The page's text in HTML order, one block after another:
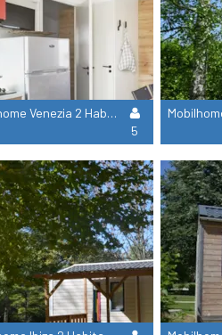
Mobilhome Venezia 2 Habitaciones
5